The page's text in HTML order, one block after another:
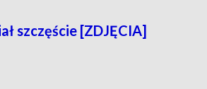
szczęście [ZDJĘCIA]